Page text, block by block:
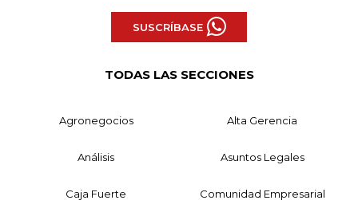
SUSCRÍBASE
TODAS LAS SECCIONES
Agronegocios Alta Gerencia
Análisis Asuntos Legales
Caja Fuerte Comunidad Empresarial